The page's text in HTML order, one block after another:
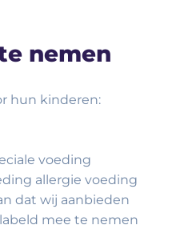
nemen
hun kinderen:
voeding
allergie voeding
dat wij aanbieden
mee te nemen